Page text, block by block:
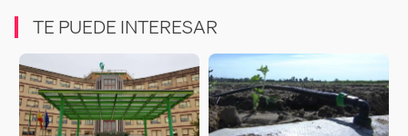
TE PUEDE INTERESAR